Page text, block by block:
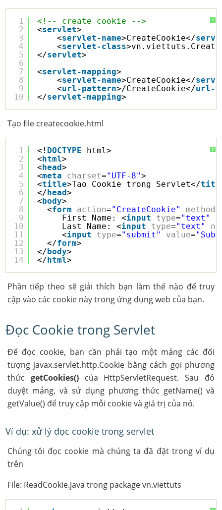
?
1
2
3
4
5
6
7
8
9
10
<!-- create cookie -->
<servlet>
<servlet-name>CreateCookie</
<servlet-class
</servlet>
<servlet-mapping>
<servlet-name>CreateCookie</
<url-pattern>/CreateCookie</url-
</servlet-mapping>
Tạo file createcookie.html
?
1
2
3
4
5
6
7
8
9
10
11
12
13
14
<! DOCTYPE
html>
<html>
<head>
<meta charset="UTF-8">
<title>Tao Cookie trong Servlet</
</head>
<body>
<form action="CreateCookie" method=
First Name: <input type="text"
Last Name: <input type="text"
<input type="submit" value=
</form>
</body>
</html>
Phần tiếp theo sẽ giải thích bạn làm thế nào để truy
cập vào các cookie này trong ứng dụng web của bạn.
Đọc Cookie trong Servlet
Để đọc cookie, bạn cần phải tạo một mảng các đối
tượng javax.servlet.http.Cookie bằng cách gọi phương
thức getCookies()của HttpServletRequest. Sau đó
duyệt mảng, và sử dụng phương thức getName() và
getValue() để truy cập mỗi cookie và giá trị của nó.
Ví dụ: xử lý đọc cookie trong servlet
Chúng tôi đọc cookie mà chúng ta đã đặt trong ví dụ
trên
File: ReadCookie.java trong package vn.viettuts